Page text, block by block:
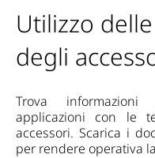
Utilizzo
degli
Trova
applicazioni con le
accessori. Scarica i
per rendere operativa